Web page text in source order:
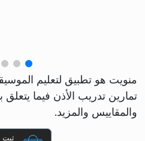
منويت هو تطبيق لتعليم
تمارين تدريب الأذن فيما يتعلق
والمقاييس والمزيد.
ثبت